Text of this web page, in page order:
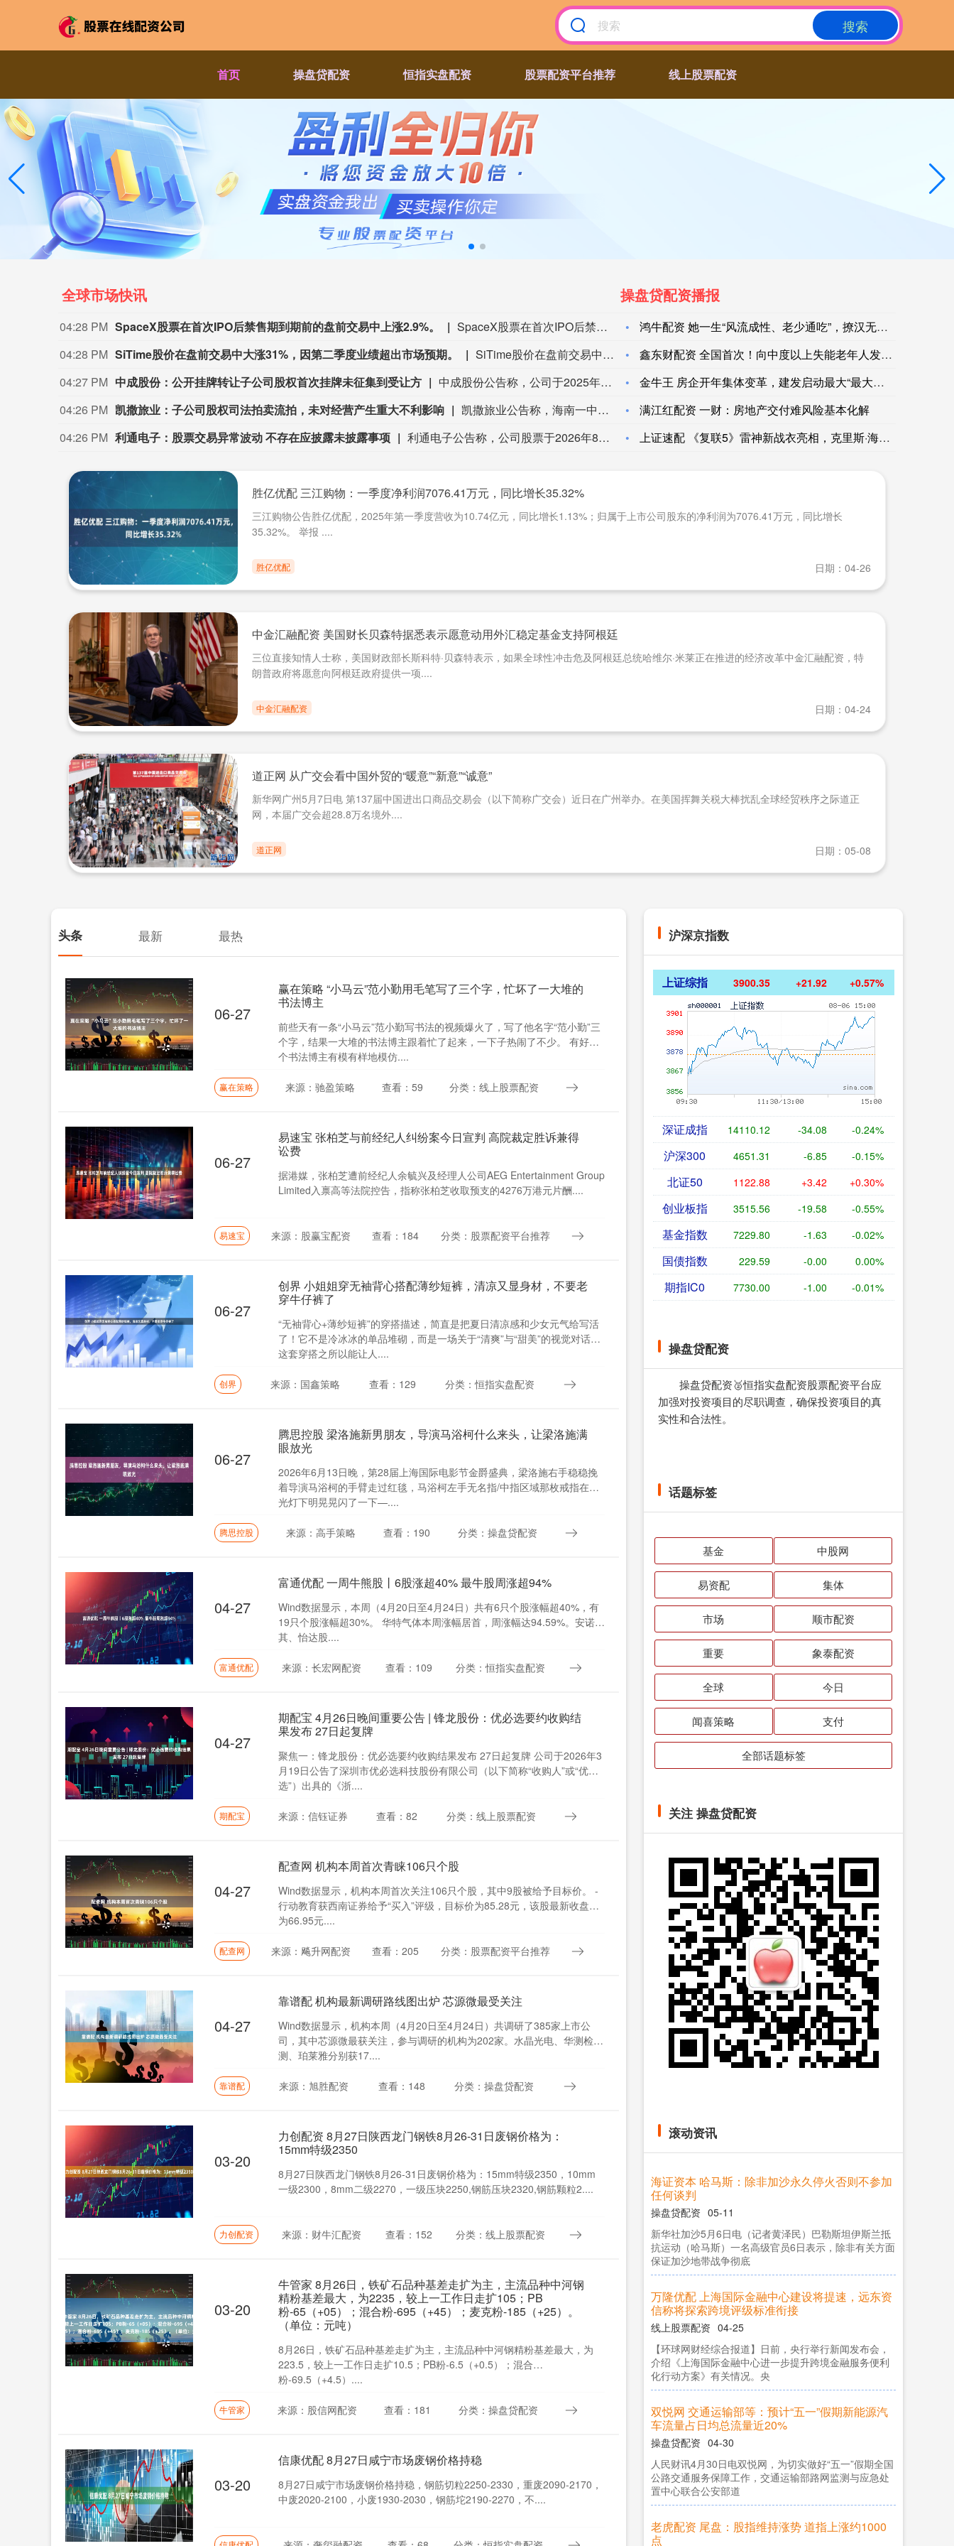
搜索
首页 操盘贷配资 恒指实盘配资 股票配资平台推荐 线上股票配资
全球市场快讯
04:28 PM SpaceX股票在首次IPO后禁售期到期前的盘前交易中上涨2.9%。
SpaceX股票在首次IPO后禁售期到期前的盘前交易中上涨2.9%。
04:28 PM SiTime股价在盘前交易中大涨31%，因第二季度业绩超出市场预期。
SiTime股价在盘前交易中大涨31%，因第二季度业绩超出市场预期。
04:27 PM 中成股份：公开挂牌转让子公司股权首次挂牌未征集到受让方
中成股份公告称，公司于2025年9月8日审议通过以公开挂牌方式转让亚德材料100%股权和亚德化工100%股权，首次挂牌价格分别为1.05亿元、0.44亿元，合计1.49亿元。截至目前，首次挂牌未能征集到符合条件的意向受让方，公司管理层将根据董事会授权进行后续操作。
04:26 PM 凯撒旅业：子公司股权司法拍卖流拍，未对经营产生重大不利影响
凯撒旅业公告称，海南一中院于8月3日10时至8月4日10时，在淘宝网司法拍卖网络平台公开拍卖公司控股子公司海南凯撒世嘉饮料有限公司持有的海南航旅饮品股份有限公司7199.9万股及孳息。近日查询发现，本次拍卖已流拍。目前，该进展未对公司经营产生重大不利影响，公司将持续关注并及时披露进展。
04:26 PM 利通电子：股票交易异常波动 不存在应披露未披露事项 利通电子公告称，公司股票于2026年8月4 - 6日连续3个交易日内收盘价格涨幅偏离值累计达20%，属异常波动。经自查及向控股股东、实控人查证，公司主营未变，经营正常，不存在应披露而未披露的重大事项，异动期间控股股东、实控人无增减持行为，董监高无买卖公司股票情形。公司提示算力业务、资产负债率高、股价大幅震荡等风险，提醒投资者理性投资。
操盘贷配资播报
鸿牛配资 她一生“风流成性、老少通吃”，撩汉无数，现现在55
鑫东财配资 全国首次！向中度以上失能老年人发放消费补贴
金牛王 房企开年集体变革，建发启动最大“最大规模”组织调整
满江红配资 一财：房地产交付难风险基本化解
上证速配 《复联5》雷神新战衣亮相，克里斯·海姆斯沃斯有何变
胜亿优配 三江购物：一季度净利润7076.41万元，同比增长35.32%
三江购物公告胜亿优配，2025年第一季度营收为10.74亿元，同比增长1.13%；归属于上市公司股东的净利润为7076.41万元，同比增长
35.32%。 举报 ....
胜亿优配 日期：04-26
中金汇融配资 美国财长贝森特据悉表示愿意动用外汇稳定基金支持阿根廷
三位直接知情人士称，美国财政部长斯科特·贝森特表示，如果全球性冲击危及阿根廷总统哈维尔·米莱正在推进的经济改革中金汇融配资，特
朗普政府将愿意向阿根廷政府提供一项....
中金汇融配资 日期：04-24
道正网 从广交会看中国外贸的“暖意”“新意”“诚意”
新华网广州5月7日电 第137届中国进出口商品交易会（以下简称广交会）近日在广州举办。在美国挥舞关税大棒扰乱全球经贸秩序之际道正
网，本届广交会超28.8万名境外....
道正网 日期：05-08
头条 最新 最热
06-27
赢在策略 “小马云”范小勤用毛笔写了三个字，忙坏了一大堆的
书法博主
前些天有一条“小马云”范小勤写书法的视频爆火了，写了他名字“范小勤”三
个字，结果一大堆的书法博主跟着忙了起来，一下子热闹了不少。 有好几
个书法博主有模有样地模仿....
赢在策略 来源：驰盈策略 查看：59 分类：线上股票配资
06-27
易速宝 张柏芝与前经纪人纠纷案今日宣判 高院裁定胜诉兼得
讼费
据港媒，张柏芝遭前经纪人余毓兴及经理人公司AEG Entertainment Group
Limited入禀高等法院控告，指称张柏芝收取预支的4276万港元片酬....
易速宝 来源：股赢宝配资 查看：184 分类：股票配资平台推荐
06-27
创界 小姐姐穿无袖背心搭配薄纱短裤，清凉又显身材，不要老
穿牛仔裤了
“无袖背心+薄纱短裤”的穿搭描述，简直是把夏日清凉感和少女元气给写活
了！它不是冷冰冰的单品堆砌，而是一场关于“清爽”与“甜美”的视觉对话。
这套穿搭之所以能让人....
创界 来源：国鑫策略 查看：129 分类：恒指实盘配资
06-27
腾思控股 梁洛施新男朋友，导演马浴柯什么来头，让梁洛施满
眼放光
2026年6月13日晚，第28届上海国际电影节金爵盛典，梁洛施右手稳稳挽
着导演马浴柯的手臂走过红毯，马浴柯左手无名指/中指区域那枚戒指在追
光灯下明晃晃闪了一下—....
腾思控股 来源：高手策略 查看：190 分类：操盘贷配资
04-27
富通优配 一周牛熊股丨6股涨超40% 最牛股周涨超94%
Wind数据显示，本周（4月20日至4月24日）共有6只个股涨幅超40%，有
19只个股涨幅超30%。 华特气体本周涨幅居首，周涨幅达94.59%。安诺
其、怡达股....
富通优配 来源：长宏网配资 查看：109 分类：恒指实盘配资
04-27
期配宝 4月26日晚间重要公告 | 锋龙股份：优必选要约收购结
果发布 27日起复牌
聚焦一：锋龙股份：优必选要约收购结果发布 27日起复牌 公司于2026年3
月19日公告了深圳市优必选科技股份有限公司（以下简称“收购人”或“优必
选”）出具的《浙....
期配宝 来源：信钰证券 查看：82 分类：线上股票配资
04-27
配查网 机构本周首次青睐106只个股
Wind数据显示，机构本周首次关注106只个股，其中9股被给予目标价。 -
行动教育获西南证券给予“买入”评级，目标价为85.28元，该股最新收盘价
为66.95元....
配查网 来源：飚升网配资 查看：205 分类：股票配资平台推荐
04-27
靠谱配 机构最新调研路线图出炉 芯源微最受关注
Wind数据显示，机构本周（4月20日至4月24日）共调研了385家上市公
司，其中芯源微最获关注，参与调研的机构为202家。水晶光电、华测检
测、珀莱雅分别获17....
靠谱配 来源：旭胜配资 查看：148 分类：操盘贷配资
03-20
力创配资 8月27日陕西龙门钢铁8月26-31日废钢价格为：
15mm特级2350
8月27日陕西龙门钢铁8月26-31日废钢价格为：15mm特级2350，10mm
一级2300，8mm二级2270，一级压块2250,钢筋压块2320,钢筋颗粒2....
力创配资 来源：财牛汇配资 查看：152 分类：线上股票配资
03-20
牛管家 8月26日，铁矿石品种基差走扩为主，主流品种中河钢
精粉基差最大，为2235，较上一工作日走扩105；PB
粉-65（+05）；混合粉-695（+45）；麦克粉-185（+25）。
（单位：元吨）
8月26日，铁矿石品种基差走扩为主，主流品种中河钢精粉基差最大，为
223.5，较上一工作日走扩10.5；PB粉-6.5（+0.5）；混合
粉-69.5（+4.5）....
牛管家 来源：股信网配资 查看：181 分类：操盘贷配资
03-20
信康优配 8月27日咸宁市场废钢价格持稳
8月27日咸宁市场废钢价格持稳，钢筋切粒2250-2330，重废2090-2170，
中废2020-2100，小废1930-2030，钢筋坨2190-2270，不....
沪深京指数
上证综指 3900.35 +21.92 +0.57%
深证成指 14110.12 -34.08 -0.24%
沪深300 4651.31 -6.85 -0.15%
北证50 1122.88 +3.42 +0.30%
创业板指 3515.56 -19.58 -0.55%
基金指数 7229.80 -1.63 -0.02%
国债指数 229.59 -0.00 0.00%
期指IC0 7730.00 -1.00 -0.01%
操盘贷配资
操盘贷配资🥈恒指实盘配资股票配资平台应
加强对投资项目的尽职调查，确保投资项目的真
实性和合法性。
话题标签
基金 中股网
易资配 集体
市场 顺市配资
重要 象泰配资
全球 今日
闻喜策略 支付
全部话题标签
关注 操盘贷配资
滚动资讯
海证资本 哈马斯：除非加沙永久停火否则不参加
任何谈判
操盘贷配资 05-11
新华社加沙5月6日电（记者黄泽民）巴勒斯坦伊斯兰抵
抗运动（哈马斯）一名高级官员6日表示，除非有关方面
保证加沙地带战争彻底
万隆优配 上海国际金融中心建设将提速，远东资
信称将探索跨境评级标准衔接
线上股票配资 04-25
【环球网财经综合报道】日前，央行举行新闻发布会，
介绍《上海国际金融中心进一步提升跨境金融服务便利
化行动方案》有关情况。央
双悦网 交通运输部等：预计“五一”假期新能源汽
车流量占日均总流量近20%
操盘贷配资 04-30
人民财讯4月30日电双悦网，为切实做好“五一”假期全国
公路交通服务保障工作，交通运输部路网监测与应急处
置中心联合公安部道
老虎配资 尾盘：股指维持涨势 道指上涨约1000
点